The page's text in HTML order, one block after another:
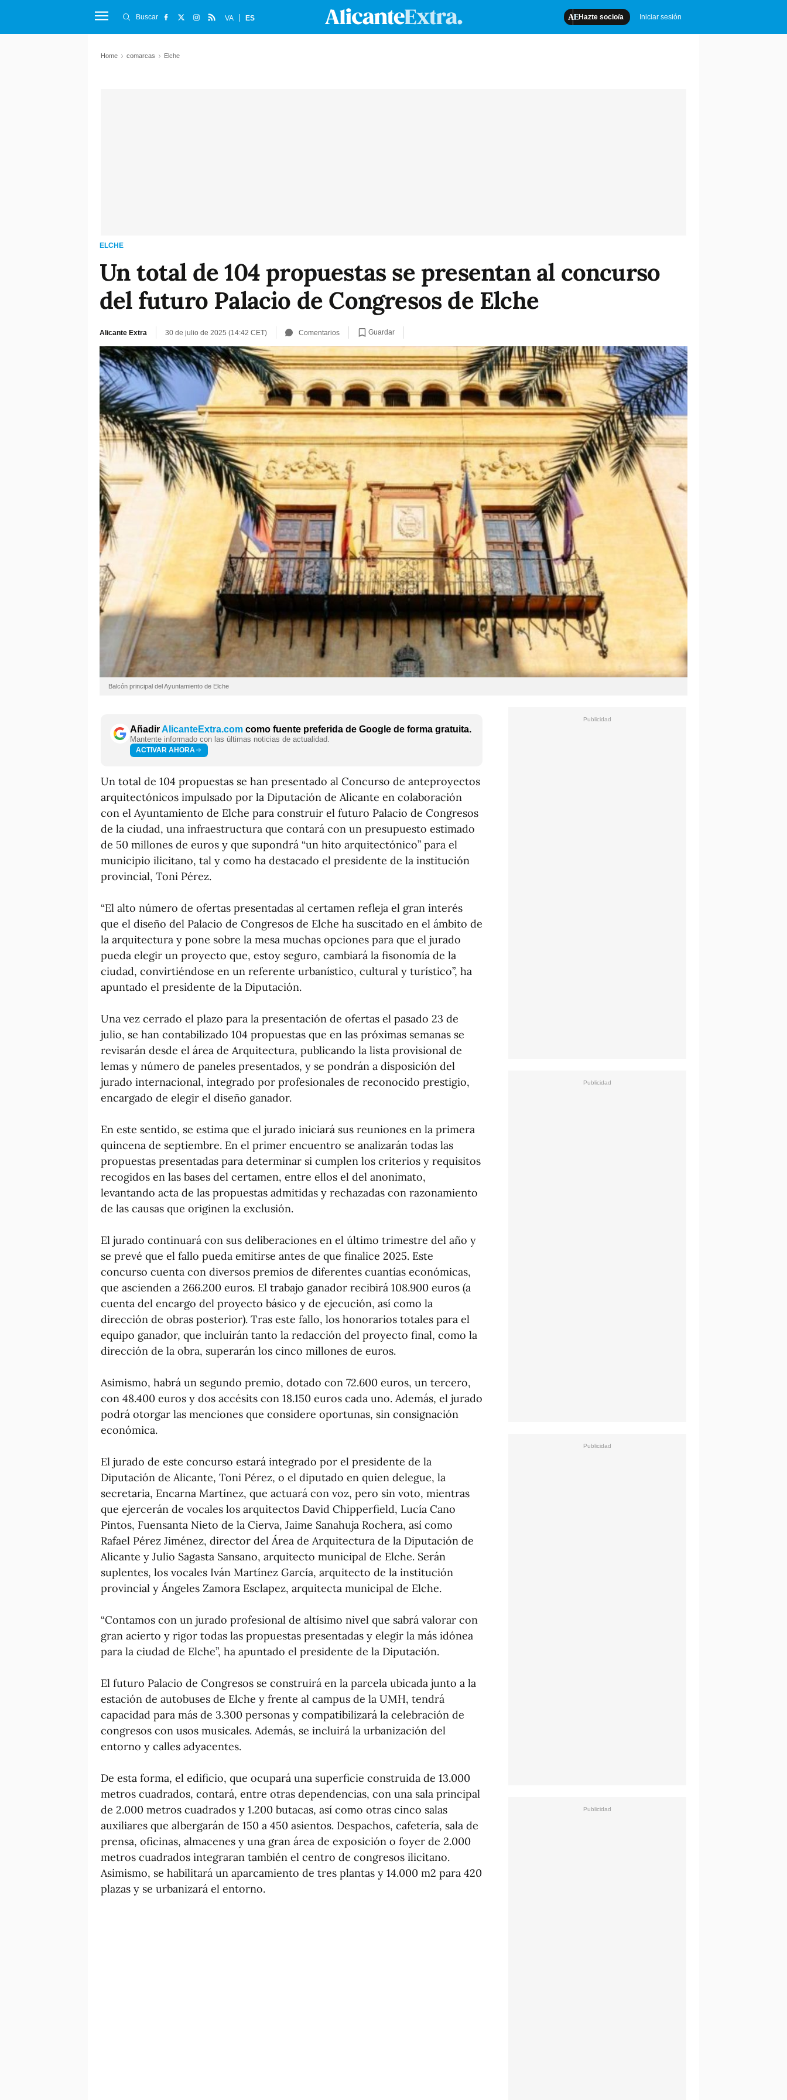
Hazte socio/a Iniciar sesión
Buscar VA ES
Home comarcas Elche
ELCHE
Un total de 104 propuestas se presentan al concurso
del futuro Palacio de Congresos de Elche
Alicante Extra 30 de julio de 2025 (14:42 CET) Comentarios Guardar
Balcón principal del Ayuntamiento de Elche
AñadirAlicanteExtra.com como fuente preferida de Google de forma gratuita.
Mantente informado con las últimas noticias de actualidad.
ACTIVAR AHORA
Un total de 104 propuestas se han presentado al Concurso de anteproyectos
arquitectónicos impulsado por la Diputación de Alicante en colaboración
con el Ayuntamiento de Elche para construir el futuro Palacio de Congresos
de la ciudad, una infraestructura que contará con un presupuesto estimado
de 50 millones de euros y que supondrá “un hito arquitectónico” para el
municipio ilicitano, tal y como ha destacado el presidente de la institución
provincial, Toni Pérez.
“El alto número de ofertas presentadas al certamen refleja el gran interés
que el diseño del Palacio de Congresos de Elche ha suscitado en el ámbito de
la arquitectura y pone sobre la mesa muchas opciones para que el jurado
pueda elegir un proyecto que, estoy seguro, cambiará la fisonomía de la
ciudad, convirtiéndose en un referente urbanístico, cultural y turístico”, ha
apuntado el presidente de la Diputación.
Una vez cerrado el plazo para la presentación de ofertas el pasado 23 de
julio, se han contabilizado 104 propuestas que en las próximas semanas se
revisarán desde el área de Arquitectura, publicando la lista provisional de
lemas y número de paneles presentados, y se pondrán a disposición del
jurado internacional, integrado por profesionales de reconocido prestigio,
encargado de elegir el diseño ganador.
En este sentido, se estima que el jurado iniciará sus reuniones en la primera
quincena de septiembre. En el primer encuentro se analizarán todas las
propuestas presentadas para determinar si cumplen los criterios y requisitos
recogidos en las bases del certamen, entre ellos el del anonimato,
levantando acta de las propuestas admitidas y rechazadas con razonamiento
de las causas que originen la exclusión.
El jurado continuará con sus deliberaciones en el último trimestre del año y
se prevé que el fallo pueda emitirse antes de que finalice 2025. Este
concurso cuenta con diversos premios de diferentes cuantías económicas,
que ascienden a 266.200 euros. El trabajo ganador recibirá 108.900 euros (a
cuenta del encargo del proyecto básico y de ejecución, así como la
dirección de obras posterior). Tras este fallo, los honorarios totales para el
equipo ganador, que incluirán tanto la redacción del proyecto final, como la
dirección de la obra, superarán los cinco millones de euros.
Asimismo, habrá un segundo premio, dotado con 72.600 euros, un tercero,
con 48.400 euros y dos accésits con 18.150 euros cada uno. Además, el jurado
podrá otorgar las menciones que considere oportunas, sin consignación
económica.
El jurado de este concurso estará integrado por el presidente de la
Diputación de Alicante, Toni Pérez, o el diputado en quien delegue, la
secretaria, Encarna Martínez, que actuará con voz, pero sin voto, mientras
que ejercerán de vocales los arquitectos David Chipperfield, Lucía Cano
Pintos, Fuensanta Nieto de la Cierva, Jaime Sanahuja Rochera, así como
Rafael Pérez Jiménez, director del Área de Arquitectura de la Diputación de
Alicante y Julio Sagasta Sansano, arquitecto municipal de Elche. Serán
suplentes, los vocales Iván Martínez García, arquitecto de la institución
provincial y Ángeles Zamora Esclapez, arquitecta municipal de Elche.
“Contamos con un jurado profesional de altísimo nivel que sabrá valorar con
gran acierto y rigor todas las propuestas presentadas y elegir la más idónea
para la ciudad de Elche”, ha apuntado el presidente de la Diputación.
El futuro Palacio de Congresos se construirá en la parcela ubicada junto a la
estación de autobuses de Elche y frente al campus de la UMH, tendrá
capacidad para más de 3.300 personas y compatibilizará la celebración de
congresos con usos musicales. Además, se incluirá la urbanización del
entorno y calles adyacentes.
De esta forma, el edificio, que ocupará una superficie construida de 13.000
metros cuadrados, contará, entre otras dependencias, con una sala principal
de 2.000 metros cuadrados y 1.200 butacas, así como otras cinco salas
auxiliares que albergarán de 150 a 450 asientos. Despachos, cafetería, sala de
prensa, oficinas, almacenes y una gran área de exposición o foyer de 2.000
metros cuadrados integraran también el centro de congresos ilicitano.
Asimismo, se habilitará un aparcamiento de tres plantas y 14.000 m2 para 420
plazas y se urbanizará el entorno.